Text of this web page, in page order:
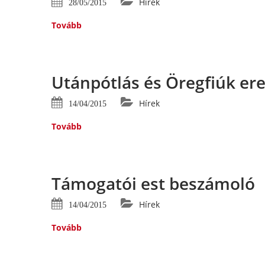
28/05/2015
Tovább
Utánpótlás és Öregfiúk
14/04/2015 Hírek
Tovább
Támogatói est beszámoló
14/04/2015 Hírek
Tovább